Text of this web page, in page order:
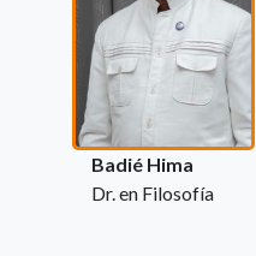
Badié Hima
Dr. en Filosofía